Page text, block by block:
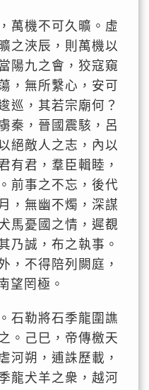
機不可久曠。虛
之浹辰，則萬機以
陽九之會，狡寇窺
，無所繫心，安可
巡，其若宗廟何？
秦，晉國震駭，呂
絕敵人之志，內以
有君，羣臣輯睦，
前事之不忘，後代
，無幽不燭，深謀
馬憂國之情，遲覩
乃誠，布之執事。
，不得陪列闕庭，
望罔極。
石勒將石季龍圍譙
。己巳，帝傳檄天
河朔，逋誅歷載，
龍犬羊之衆，越河